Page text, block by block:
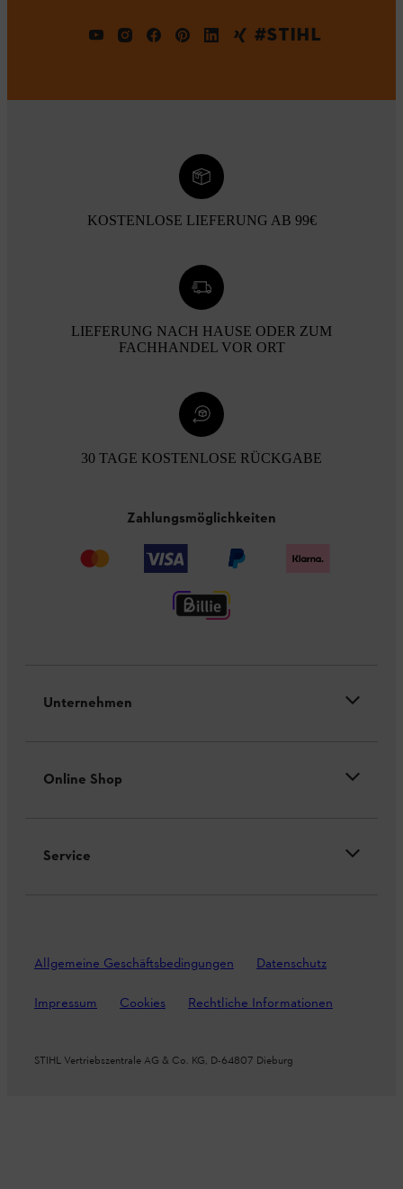
#STIHL
KOSTENLOSE LIEFERUNG AB 99€
LIEFERUNG NACH HAUSE ODER ZUM
FACHHANDEL VOR ORT
30 TAGE KOSTENLOSE RÜCKGABE
Zahlungsmöglichkeiten
Unternehmen
Online Shop
Service
Allgemeine Geschäftsbedingungen Datenschutz
Impressum Cookies Rechtliche Informationen
STIHL Vertriebszentrale AG & Co. KG, D-64807 Dieburg